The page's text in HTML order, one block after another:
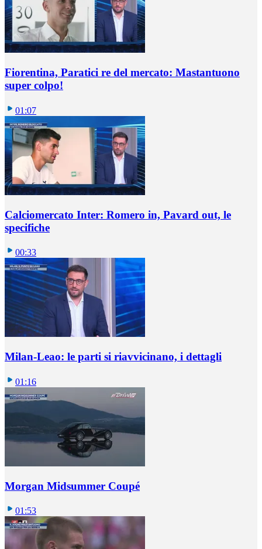
Fiorentina, Paratici re del mercato: Mastantuono
super colpo!
01:07
Calciomercato Inter: Romero in, Pavard out, le
specifiche
00:33
Milan-Leao: le parti si riavvicinano, i dettagli
01:16
Morgan Midsummer Coupé
01:53